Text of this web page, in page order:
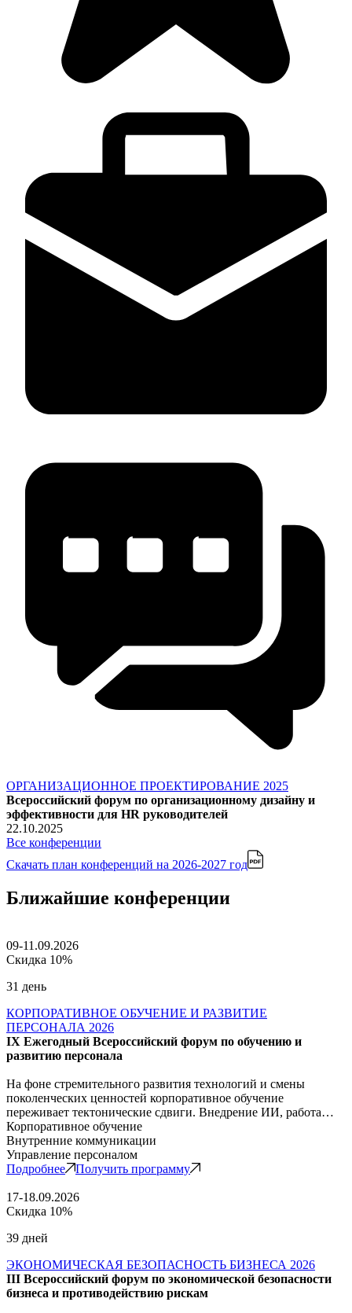
ОРГАНИЗАЦИОННОЕ ПРОЕКТИРОВАНИЕ 2025
Всероссийский форум по организационному дизайну и
эффективности для HR руководителей
22.10.2025
Все конференции
Скачать план конференций на 2026-2027 год
Ближайшие конференции
09-11.09.2026
Скидка 10%
31 день
КОРПОРАТИВНОЕ ОБУЧЕНИЕ И РАЗВИТИЕ
ПЕРСОНАЛА 2026
IX Ежегодный Всероссийский форум по обучению и
развитию персонала
На фоне стремительного развития технологий и смены
поколенческих ценностей корпоративное обучение
переживает тектонические сдвиги. Внедрение ИИ, работа…
Корпоративное обучение
Внутренние коммуникации
Управление персоналом
Подробнее
Получить программу
17-18.09.2026
Скидка 10%
39 дней
ЭКОНОМИЧЕСКАЯ БЕЗОПАСНОСТЬ БИЗНЕСА 2026
III Всероссийский форум по экономической безопасности
бизнеса и противодействию рискам